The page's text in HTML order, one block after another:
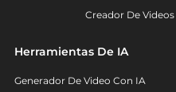
Creador De Videos
Herramientas De IA
Generador De Video Con IA